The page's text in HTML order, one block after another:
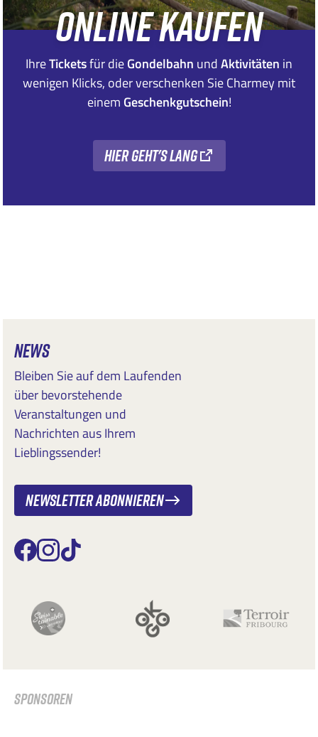
ONLINE KAUFEN
IhreTicketsfür dieGondelbahn undAktivitäten in
wenigen Klicks, oder verschenken Sie Charmey mit
einem Geschenkgutschein!
hier geht's lang
NEWS
Bleiben Sie auf dem Laufenden
über bevorstehende
Veranstaltungen und
Nachrichten aus Ihrem
Lieblingssender!
Newsletter abonnieren
SPONSOREN